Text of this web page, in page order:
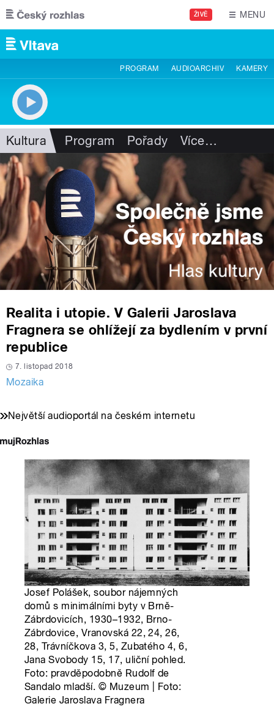
Přejít k hlavnímu obsahu
ŽIVĚ MENU
PROGRAM AUDIOARCHIV KAMERY
Kultura Program Pořady Více…
Realita i utopie. V Galerii Jaroslava
Fragnera se ohlížejí za bydlením v první
republice
7. listopad 2018
Mozaika
Největší audioportál na českém internetu
Josef Polášek, soubor nájemných
domů s minimálními byty v Brně-
Zábrdovicích, 1930–1932, Brno-
Zábrdovice, Vranovská 22, 24, 26,
28, Trávníčkova 3, 5, Zubatého 4, 6,
Jana Svobody 15, 17, uliční pohled.
Foto: pravděpodobně Rudolf de
Sandalo mladší. © Muzeum | Foto:
Galerie Jaroslava Fragnera